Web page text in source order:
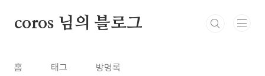
coros 님의 블로그
홈 태그 방명록